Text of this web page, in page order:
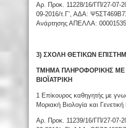
Αρ. Προκ. 11228/16/ΓΠ/27-07-
09-2016/τ.Γ’, ΑΔΑ:
Ανάρτησης ΑΠΕΛΛΑ:
3) ΣΧΟΛΗ ΘΕΤΙΚΩΝ
ΤΜΗΜΑ ΠΛΗΡΟΦΟΡΙΚΗΣ
ΒΙΟΪΑΤΡΙΚΗ
1 Επίκουρος καθηγητής με
Μοριακή Βιολογία και Γενετική
Αρ. Προκ. 11239/16/ΓΠ/27-07-